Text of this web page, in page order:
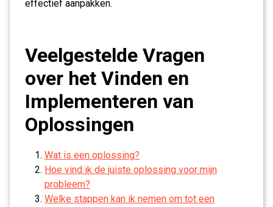
effectief aanpakken.
Veelgestelde Vragen
over het Vinden en
Implementeren van
Oplossingen
Wat is een oplossing?
Hoe vind ik de juiste oplossing voor mijn
probleem?
Welke stappen kan ik nemen om tot een